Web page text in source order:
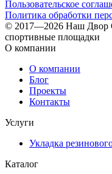
Пользовательское
Политика обработки
© 2017—2026 Наш Двор
спортивные площадки
О компании
О компании
Блог
Проекты
Контакты
Услуги
Укладка
Каталог